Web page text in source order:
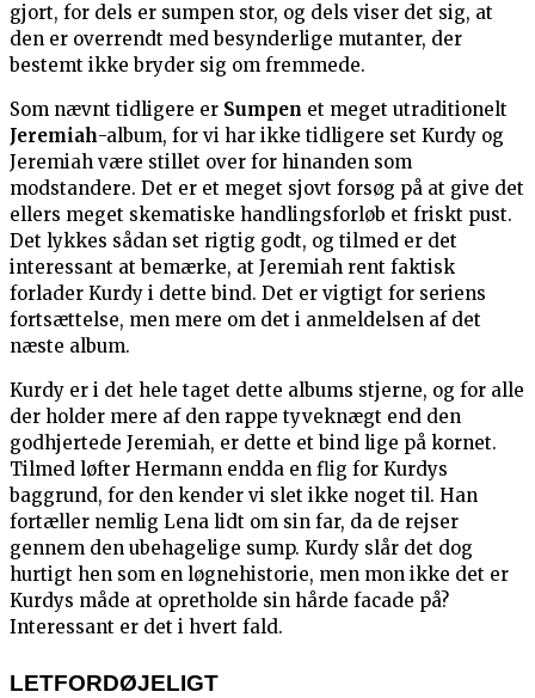
gjort, for dels er sumpen stor, og dels viser det sig, at
den er overrendt med besynderlige mutanter, der
bestemt ikke bryder sig om fremmede.
Som nævnt tidligere er Sumpen et meget utraditionelt
Jeremiah-album, for vi har ikke tidligere set Kurdy og
Jeremiah være stillet over for hinanden som
modstandere. Det er et meget sjovt forsøg på at give det
ellers meget skematiske handlingsforløb et friskt pust.
Det lykkes sådan set rigtig godt, og tilmed er det
interessant at bemærke, at Jeremiah rent faktisk
forlader Kurdy i dette bind. Det er vigtigt for seriens
fortsættelse, men mere om det i anmeldelsen af det
næste album.
Kurdy er i det hele taget dette albums stjerne, og for alle
der holder mere af den rappe tyveknægt end den
godhjertede Jeremiah, er dette et bind lige på kornet.
Tilmed løfter Hermann endda en flig for Kurdys
baggrund, for den kender vi slet ikke noget til. Han
fortæller nemlig Lena lidt om sin far, da de rejser
gennem den ubehagelige sump. Kurdy slår det dog
hurtigt hen som en løgnehistorie, men mon ikke det er
Kurdys måde at opretholde sin hårde facade på?
Interessant er det i hvert fald.
LETFORDØJELIGT